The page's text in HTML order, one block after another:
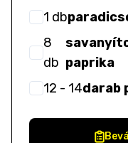
1 db
8
db paprika
12 - 14darab